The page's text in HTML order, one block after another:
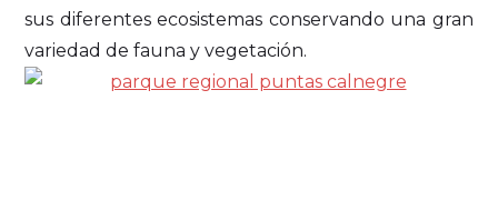
sus diferentes ecosistemas conservando una gran
variedad de fauna y vegetación.